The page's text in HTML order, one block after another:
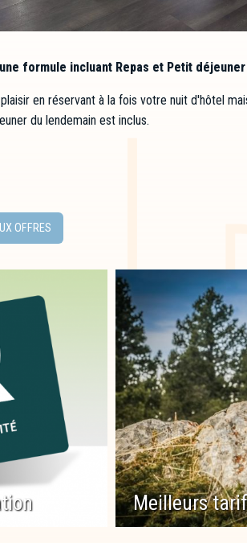
formule incluant Repas et Petit déjeuner
en réservant à la fois votre nuit d'hôtel
du lendemain est inclus.
OFFRES
Meilleurs